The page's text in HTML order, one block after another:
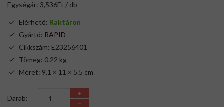
Egységár: 3,536Ft / db
Elérhető: Raktáron
Gyártó: RAPID
Cikkszám: E23256401
Tömeg: 0.22 kg
Méret: 9.1 × 11 × 5.5 cm
Darab: